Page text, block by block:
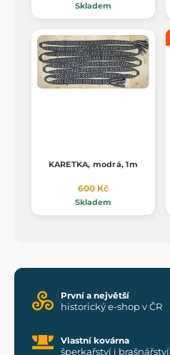
Skladem
KARETKA, modrá, 1m
600 Kč
Skladem
První a největší
historický e-shop v ČR
Vlastní kovárna
šperkařství i brašnářství